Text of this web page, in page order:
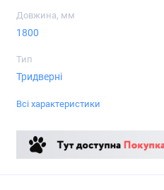
Довжина, мм
1800
Тип
Тридверні
Всі характеристики